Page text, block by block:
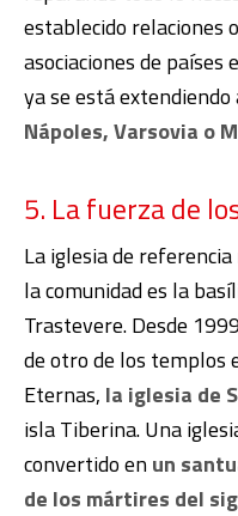
establecido relaciones
asociaciones de
ya se está extendiendo
Nápoles, Varsovia o
5. La fuerza de
La iglesia de
la comunidad es la
Trastevere. Desde
de otro de los templos
Eternas, la iglesia de
isla Tiberina. Una
convertido enun
de los mártires del